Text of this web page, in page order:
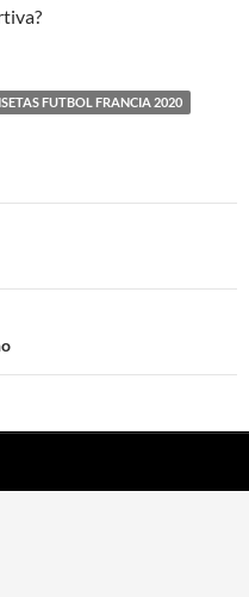
FUTBOL FRANCIA 2020